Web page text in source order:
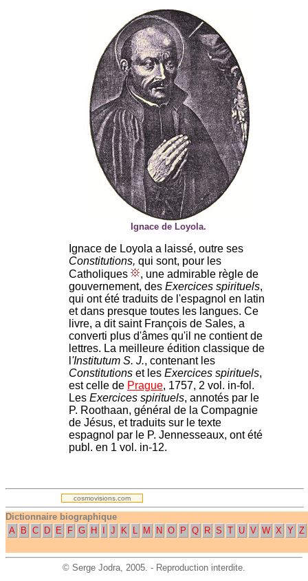
Ignace de Loyola.
Ignace de Loyola a laissé, outre ses
Constitutions, qui sont, pour les
Catholiques
, une admirable règle de
gouvernement, des Exercices spirituels,
qui ont été traduits de l'espagnol en latin
et dans presque toutes les langues. Ce
livre, a dit saint François de Sales, a
converti plus d'âmes qu'il ne contient de
lettres. La meilleure édition classique de
'Institutum S. J., contenant les
Constitutions et les Exercices spirituels,
est celle de Prague, 1757, 2 vol. in-fol.
Les Exercices spirituels, annotés par le
P. Roothaan, général de la Compagnie
de Jésus, et traduits sur le texte
espagnol par le P. Jennesseaux, ont été
publ. en 1 vol. in-12.
.
cosmovisions.com
Dictionnaire biographique
A
B C D E F G H J K L M N O P Q R S T U V W X Y Z
© Serge Jodra, 2005. - Reproduction interdite.